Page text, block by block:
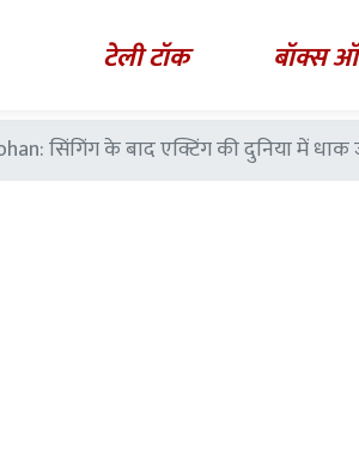
टेली टॉक बॉक्स
सिंगिंग के बाद एक्टिंग की दुनिया में धाक